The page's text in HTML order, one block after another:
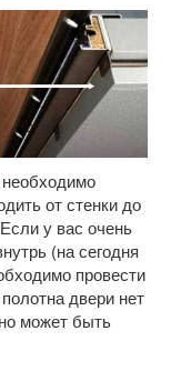
от стенки до
у вас очень
(на сегодня
провести
двери нет
может быть